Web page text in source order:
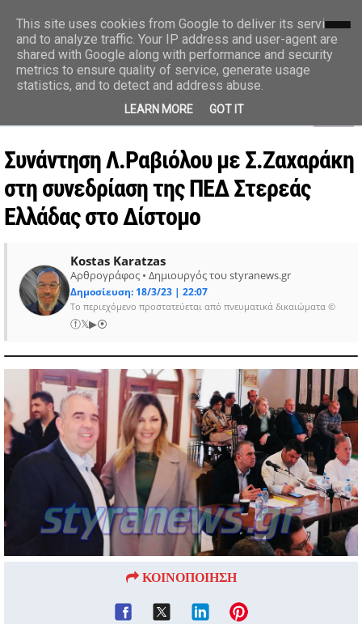
styranews.gr
Ειδήσεις-Γεγονότα-Επικαιρότητα
Συνάντηση Λ.Ραβιόλου με Σ.Ζαχαράκη
στη συνεδρίαση της ΠΕΔ Στερεάς
Ελλάδας στο Δίστομο
Kostas Karatzas
Αρθρογράφος • Δημιουργός του styranews.gr
Δημοσίευση: 18/3/23 | 22:07
Το περιεχόμενο προστατεύεται από πνευματικά δικαιώματα ©
ⓕ𝕏▶⦿
ΚΟΙΝΟΠΟΙΗΣΗ
This site uses cookies from Google to deliver its services
and to analyze traffic. Your IP address and user-agent are
shared with Google along with performance and security
metrics to ensure quality of service, generate usage
statistics, and to detect and address abuse.
LEARN MORE GOT IT